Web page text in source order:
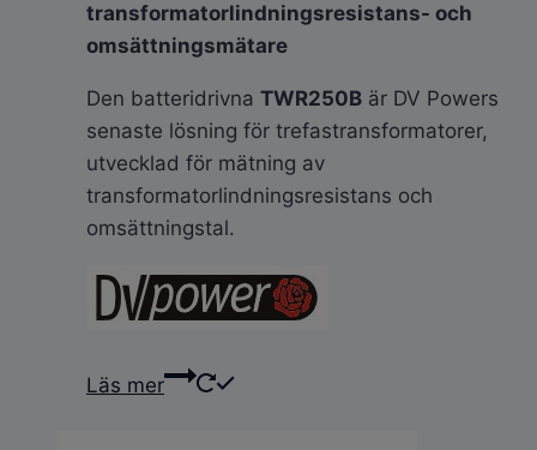
transformatorlindningsresistans- och
omsättningsmätare
Den batteridrivna TWR250B är DV Powers
senaste lösning för trefastransformatorer,
utvecklad för mätning av
transformatorlindningsresistans och
omsättningstal.
Läs mer